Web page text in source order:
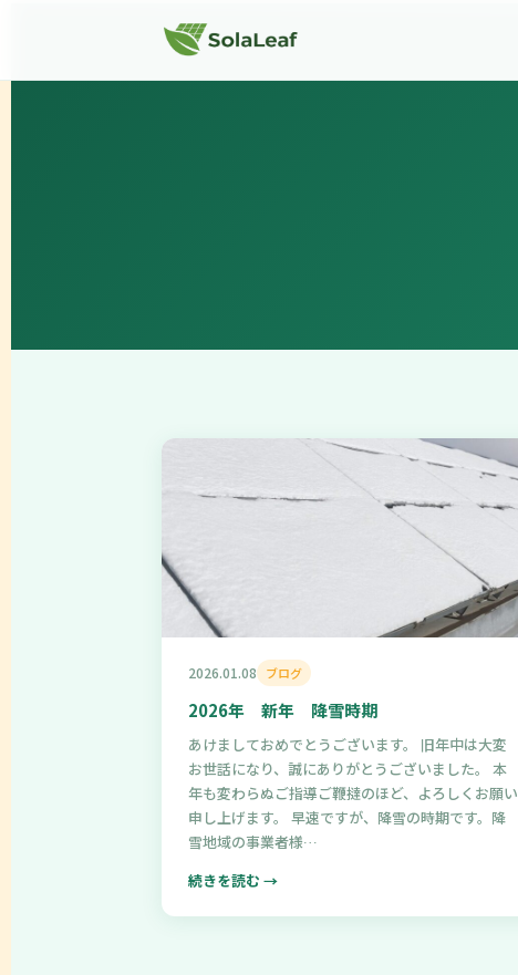
2026.01.08 ブログ
2026年 新年 降雪時期
あけましておめでとうございます。 旧年中は大変
お世話になり、誠にありがとうございました。 本
年も変わらぬご指導ご鞭撻のほど、よろしくお願い
申し上げます。 早速ですが、降雪の時期です。降
雪地域の事業者様…
続きを読む →